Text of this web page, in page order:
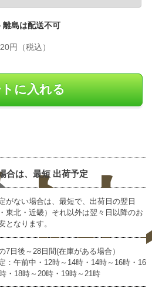
離島は配送不可
円（税込）
レ
合は、最短 出荷予定
がない場合は、最短で、出荷日の翌日
・東北・近畿）それ以外は翌々日以降のお
となります。
7日後～28日間(在庫がある場合）
：午前中・12時～14時・14時～16時・16
・18時～20時・19時～21時